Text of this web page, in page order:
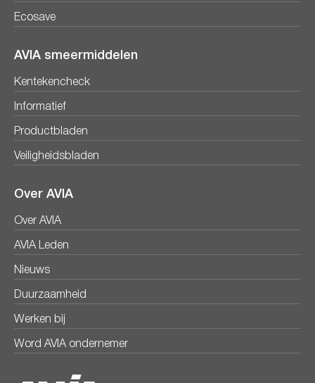
Ecosave
AVIA smeermiddelen
Kentekencheck
Informatief
Productbladen
Veiligheidsbladen
Over AVIA
Over AVIA
AVIA Leden
Nieuws
Duurzaamheid
Werken bij
Word AVIA ondernemer